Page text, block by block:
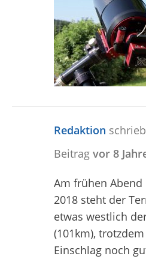
Redaktion
Beitrag vor 8
Am frühen
2018 steht der
etwas westlich
(101km),
Einschlag noch